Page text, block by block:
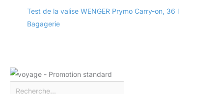
Test de la valise WENGER Prymo Carry-on, 36 l
Bagagerie